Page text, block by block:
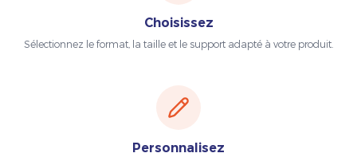
Choisissez
Sélectionnez le format, la taille et le support adapté à votre produit.
Personnalisez